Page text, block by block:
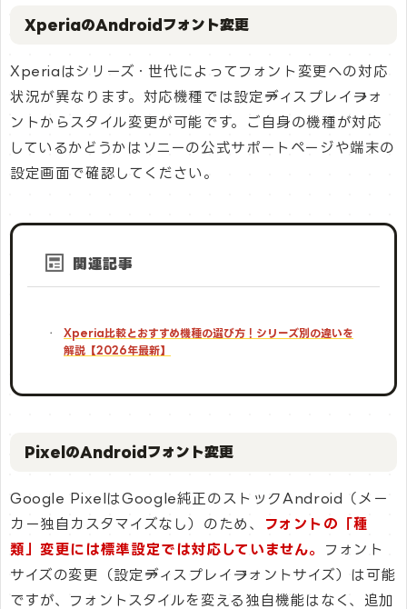
XperiaのAndroidフォント変更
Xperiaはシリーズ・世代によってフォント変更への対応
状況が異なります。対応機種では設定→ディスプレイ→フォ
ントからスタイル変更が可能です。ご自身の機種が対応
しているかどうかはソニーの公式サポートページや端末の
設定画面で確認してください。
関連記事
Xperia比較とおすすめ機種の選び方！シリーズ別の違いを
解説【2026年最新】
PixelのAndroidフォント変更
Google PixelはGoogle純正のストックAndroid（メー
カー独自カスタマイズなし）のため、
フォントの「種
類」変更には標準設定では対応していません。
フォント
サイズの変更（設定→ディスプレイ→フォントサイズ）は可能
ですが、フォントスタイルを変える独自機能はなく、追加